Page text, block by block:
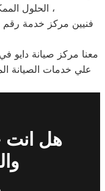
الحلول الممكنة والمساعدة قدر المستطاع ،
فنيين مركز خدمة رقم
معنا مركز صيانة
علي خدمات الصيانة
هل انت